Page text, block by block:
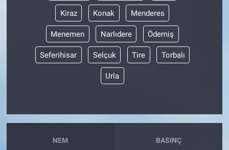
Kiraz Konak Menderes
Menemen Narlıdere Ödemiş
Seferihisar Selçuk Tire Torbalı
Urla
NEM BASINÇ